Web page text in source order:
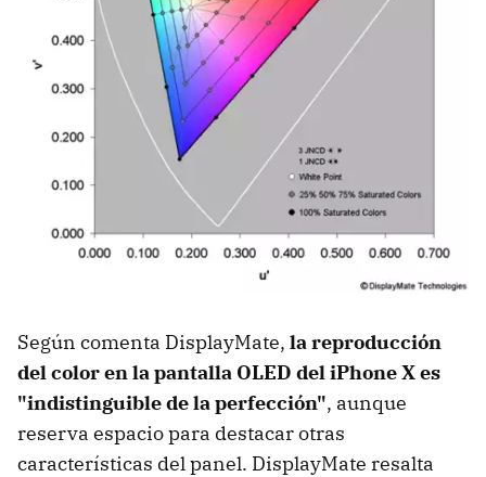
Según comenta DisplayMate, la reproducción
del color en la pantalla OLED del iPhone X es
"indistinguible de la perfección", aunque
reserva espacio para destacar otras
características del panel. DisplayMate resalta